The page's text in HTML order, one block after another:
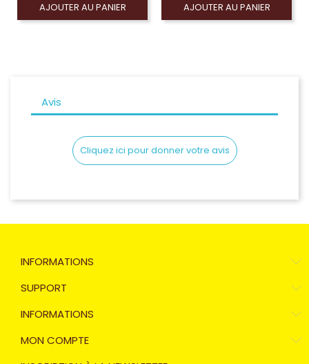
AJOUTER AU PANIER AJOUTER AU PANIER
Avis
Cliquez ici pour donner votre avis
INFORMATIONS
SUPPORT
INFORMATIONS
MON COMPTE